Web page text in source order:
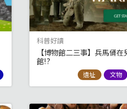
科普好讀
【博物館二三事】兵馬俑
館!?
遺址 文物